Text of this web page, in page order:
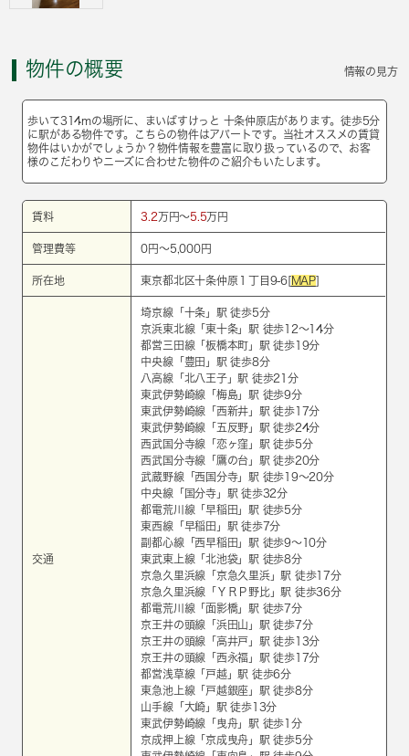
物件の概要 情報の見方
歩いて314mの場所に、まいばすけっと 十条仲原店があります。徒歩5分
に駅がある物件です。こちらの物件はアパートです。当社オススメの賃貸
物件はいかがでしょうか？物件情報を豊富に取り扱っているので、お客
様のこだわりやニーズに合わせた物件のご紹介もいたします。
賃料 3.2 万円～5.5 万円
管理費等 0円～5,000円
所在地 東京都北区十条仲原１丁目9-6[ MAP]
交通
埼京線 「 十条 」駅 徒歩5分
京浜東北線 「 東十条」駅 徒歩12～14分
都営三田線 「板橋本町 」駅 徒歩19分
中央線 「 豊田 」駅 徒歩8分
八高線 「 北八王子」駅 徒歩21分
東武伊勢崎線 「 梅島 」駅 徒歩9分
東武伊勢崎線 「 西新井 」駅 徒歩17分
東武伊勢崎線 「 五反野 」駅 徒歩24分
西武国分寺線 「 恋ヶ窪 」駅 徒歩5分
西武国分寺線 「 鷹の台 」駅 徒歩20分
武蔵野線 「 西国分寺」駅 徒歩19～20分
中央線 「 国分寺」駅 徒歩32分
都電荒川線 「早稲田 」駅 徒歩5分
東西線 「 早稲田 」駅 徒歩7分
副都心線 「 西早稲田 」駅 徒歩9～10分
東武東上線 「北池袋」駅 徒歩8分
京急久里浜線 「 京急久里浜」駅 徒歩17分
京急久里浜線 「 ＹＲＰ野比」駅 徒歩36分
都電荒川線 「 面影橋」駅 徒歩7分
京王井の頭線 「 浜田山 」駅 徒歩7分
京王井の頭線 「 高井戸 」駅 徒歩13分
京王井の頭線 「 西永福 」駅 徒歩17分
都営浅草線 「 戸越」駅 徒歩6分
東急池上線 「 戸越銀座 」駅 徒歩8分
山手線 「 大崎 」駅 徒歩13分
東武伊勢崎線 「 曳舟」駅 徒歩1分
京成押上線 「京成曳舟 」駅 徒歩5分